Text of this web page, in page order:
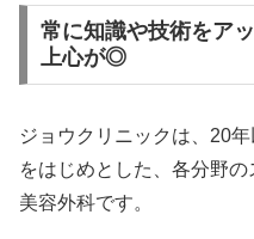
常に知識や技術をア
上心が◎
ジョウクリニックは、20
をはじめとした、各分野
美容外科です。